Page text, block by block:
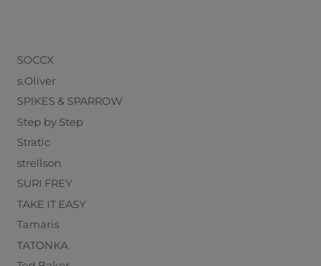
SOCCX
s.Oliver
SPIKES & SPARROW
Step by Step
Stratic
strellson
SURI FREY
TAKE IT EASY
Tamaris
TATONKA